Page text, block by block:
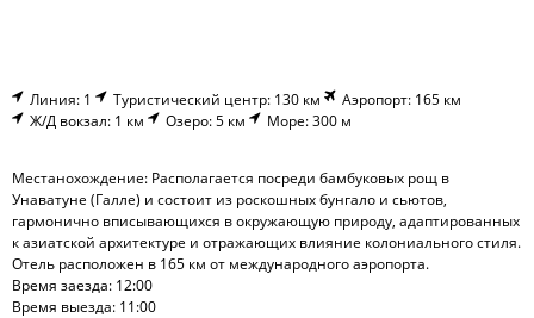
Линия: 1 Туристический центр: 130 км
Аэропорт: 165 км
Ж/Д вокзал: 1 км
Озеро: 5 км Море: 300 м
Местанохождение: Располагается посреди бамбуковых рощ в
Унаватуне (Галле) и состоит из роскошных бунгало и сьютов,
гармонично вписывающихся в окружающую природу, адаптированных
к азиатской архитектуре и отражающих влияние колониального стиля.
Отель расположен в 165 км от международного аэропорта.
Время заезда: 12:00
Время выезда: 11:00